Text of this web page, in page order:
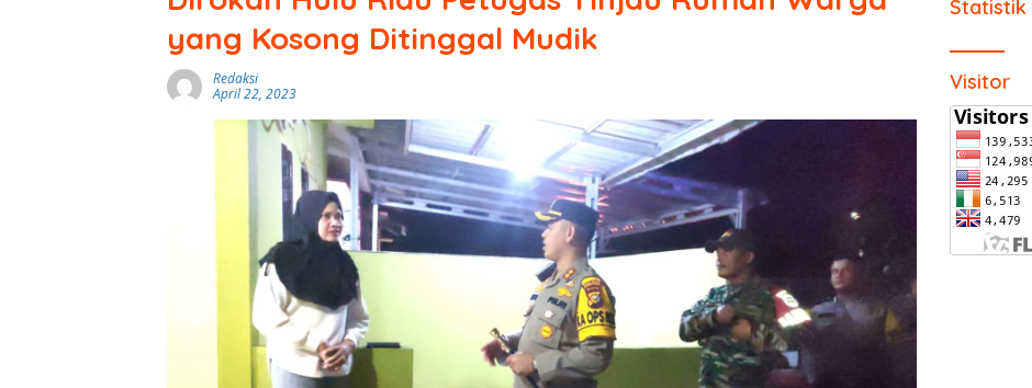
yang Kosong Ditinggal Mudik
Redaksi
April 22, 2023
Statistik
Visitor